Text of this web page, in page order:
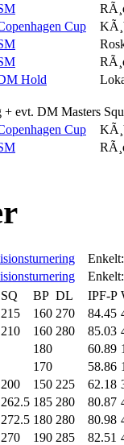
Cup
Hold
evt. DM Masters
Cup
Enkelt:
Enkelt:
SQ BP DL IPF-P
215 160 270 84.45
210 160 280 85.03
180 60.89
170 58.86
200 150 225 62.18
262.5 185 280 80.87
272.5 180 280 80.98
270 190 285 82.51